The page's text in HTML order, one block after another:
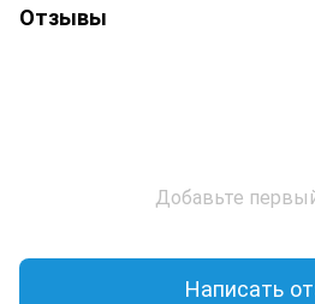
Отзывы
Добавьте
Написать